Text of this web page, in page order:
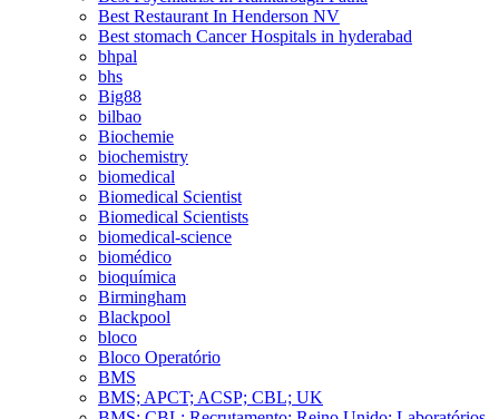
Best Restaurant In Henderson NV
Best stomach Cancer Hospitals in hyderabad
bhpal
bhs
Big88
bilbao
Biochemie
biochemistry
biomedical
Biomedical Scientist
Biomedical Scientists
biomedical-science
biomédico
bioquímica
Birmingham
Blackpool
bloco
Bloco Operatório
BMS
BMS; APCT; ACSP; CBL; UK